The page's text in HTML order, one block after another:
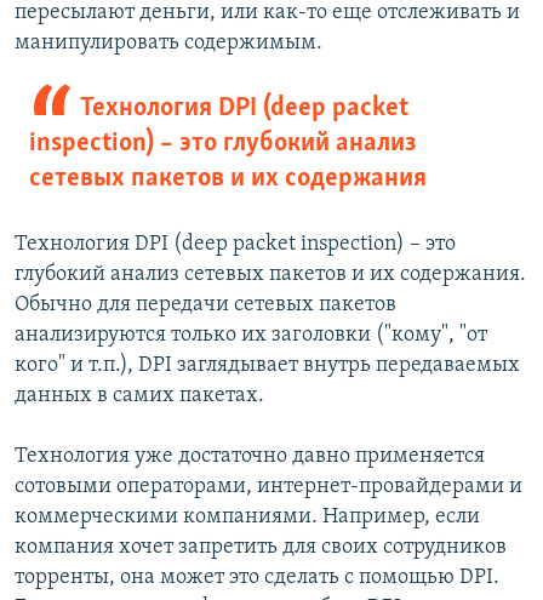
пересылают деньги, или как-то еще отслеживать и
манипулировать содержимым.
Технология DPI (deep packet
inspection) – это глубокий анализ
сетевых пакетов и их содержания
Технология DPI (deep packet inspection) – это
глубокий анализ сетевых пакетов и их содержания.
Обычно для передачи сетевых пакетов
анализируются только их заголовки ("кому", "от
кого" и т.п.), DPI заглядывает внутрь передаваемых
данных в самих пакетах.
Технология уже достаточно давно применяется
сотовыми операторами, интернет-провайдерами и
коммерческими компаниями. Например, если
компания хочет запретить для своих сотрудников
торренты, она может это сделать с помощью DPI.